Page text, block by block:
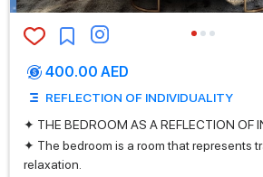
400.00 AED
REFLECTION OF INDIVIDUALITY
✦ THE BEDROOM AS A REFLECTION OF
✦ The bedroom is a room that represents
relaxation.